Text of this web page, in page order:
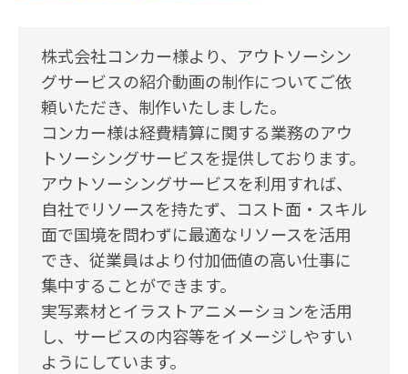
株式会社コンカー様より、アウトソーシン
グサービスの紹介動画の制作についてご依
頼いただき、制作いたしました。
コンカー様は経費精算に関する業務のアウ
トソーシングサービスを提供しております。
アウトソーシングサービスを利用すれば、
自社でリソースを持たず、コスト面・スキル
面で国境を問わずに最適なリソースを活用
でき、従業員はより付加価値の高い仕事に
集中することができます。
実写素材とイラストアニメーションを活用
し、サービスの内容等をイメージしやすい
ようにしています。